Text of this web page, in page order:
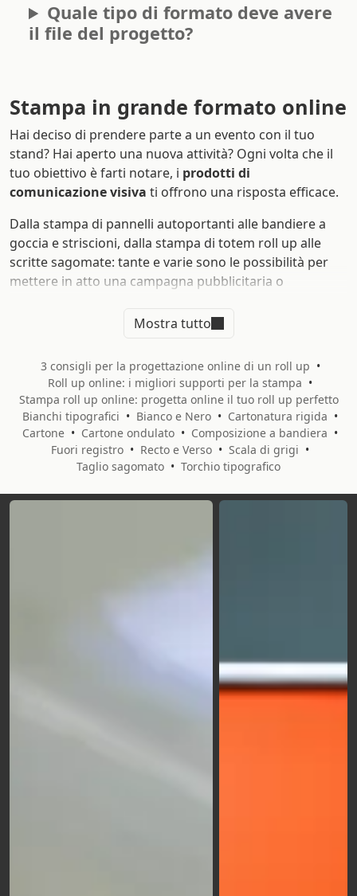
Quale tipo di formato deve avere
il file del progetto?
Stampa in grande formato online
Hai deciso di prendere parte a un evento con il tuo
stand? Hai aperto una nuova attività? Ogni volta che il
tuo obiettivo è farti notare, i prodotti di
comunicazione visiva ti offrono una risposta efficace.
Dalla stampa di pannelli autoportanti alle bandiere a
goccia e striscioni, dalla stampa di totem roll up alle
scritte sagomate: tante e varie sono le possibilità per
mettere in atto una campagna pubblicitaria o
espositori pubblicitariche fanno al caso tuo!
la tua stampa in grande formato
L'assortimento di prodotti in grande formato offerto da
Sprint24 include:
Pannelli rigidi : un'ampia selezione di supporti
rigidi su cui stampare le tue grafiche
personalizzate, per una comunicazione efficace e
vincente per catturare l'attenzione su larga scala,
perfetta per eventi, fiere e punti vendita dove
Mostra tutto
3 consigli per la progettazione online di un roll up •
Roll up online: i migliori supporti per la stampa •
Stampa roll up online: progetta online il tuo roll up perfetto
Bianchi tipografici • Bianco e Nero • Cartonatura rigida •
Cartone • Cartone ondulato • Composizione a bandiera •
Fuori registro • Recto e Verso • Scala di grigi •
Taglio sagomato • Torchio tipografico